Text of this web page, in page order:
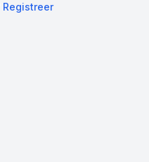
Registreer